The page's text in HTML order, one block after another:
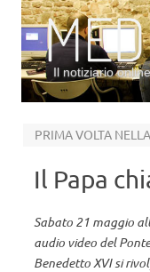
Il notiziario
PRIMA VOLTA
Il Papa
Sabato 21 maggio
audio video del
Benedetto XVI si